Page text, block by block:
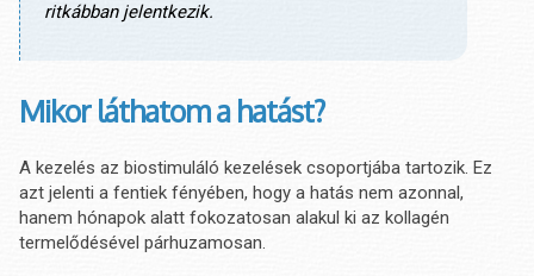
ritkábban jelentkezik.
Mikor láthatom a hatást?
A kezelés az biostimuláló kezelések csoportjába tartozik. Ez
azt jelenti a fentiek fényében, hogy a hatás nem azonnal,
hanem hónapok alatt fokozatosan alakul ki az kollagén
termelődésével párhuzamosan.